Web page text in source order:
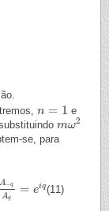
n = 1
n= 1 e
mω2
mω2
se, para
A −q
Aq
= eiq(11)